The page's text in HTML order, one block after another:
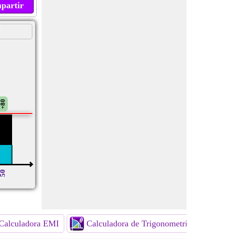
+80
50
EMI Calculadora de Trigonometría